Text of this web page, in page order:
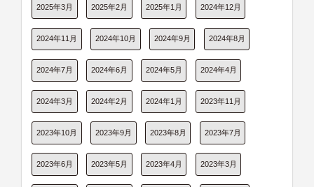
2025年3月 2025年2月 2025年1月 2024年12月
2024年11月 2024年10月 2024年9月 2024年8月
2024年7月 2024年6月 2024年5月 2024年4月
2024年3月 2024年2月 2024年1月 2023年11月
2023年10月 2023年9月 2023年8月 2023年7月
2023年6月 2023年5月 2023年4月 2023年3月